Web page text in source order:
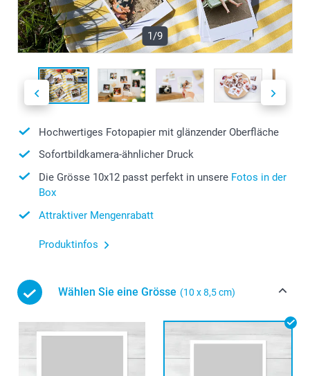
1/9
Hochwertiges Fotopapier mit glänzender Oberfläche
Sofortbildkamera-ähnlicher Druck
Die Grösse 10x12 passt perfekt in unsere Fotos in der
Box
Attraktiver Mengenrabatt
Produktinfos
Wählen Sie eine Grösse (10 x 8,5 cm)